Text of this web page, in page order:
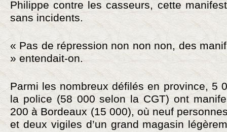
Philippe contre les casseurs, cette
sans incidents.
« Pas de répression non non non, des
» entendait-on.
Parmi les nombreux défilés en province, 5
la police (58 000 selon la CGT) ont
200 à Bordeaux (15 000), où neuf
et deux vigiles d’un grand magasin